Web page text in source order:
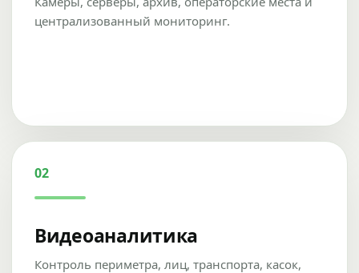
централизованный мониторинг.
02
Видеоаналитика
Контроль периметра, лиц, транспорта, касок,